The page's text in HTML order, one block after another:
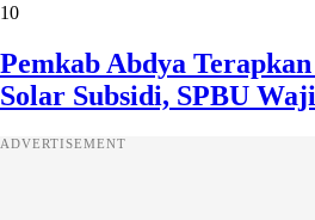
10
Pemkab Abdya
Solar Subsidi, SPBU
ADVERTISEMENT